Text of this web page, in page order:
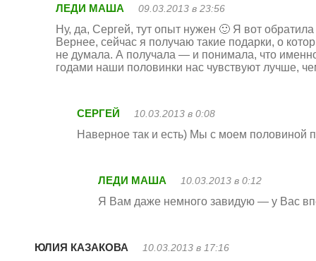
ЛЕДИ МАША 09.03.2013 в 23:56
Ну, да, Сергей, тут опыт нужен 🙂 Я вот
Вернее, сейчас я получаю такие подарки, о
не думала. А получала — и понимала, что
годами наши половинки нас чувствуют лучше,
СЕРГЕЙ 10.03.2013 в 0:08
Наверное так и есть) Мы с моем половиной
ЛЕДИ МАША 10.03.2013 в 0:12
Я Вам даже немного завидую — у Вас
ЮЛИЯ КАЗАКОВА 10.03.2013 в 17:16